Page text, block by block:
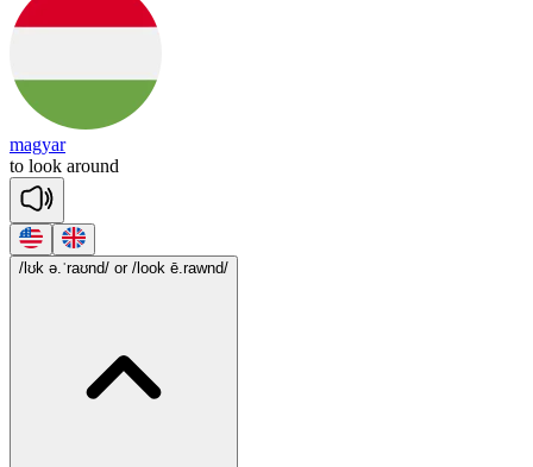
magyar
to look around
/lʊk ə.ˈraʊnd/ or /look ē.rawnd/